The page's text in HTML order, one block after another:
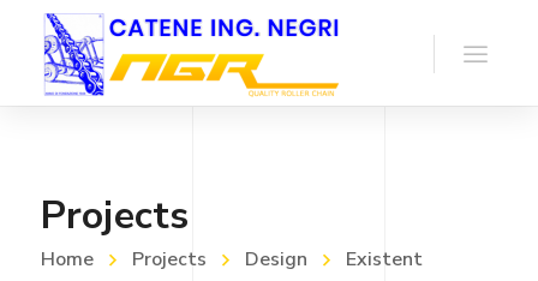
Projects
Home Projects Design
Existent